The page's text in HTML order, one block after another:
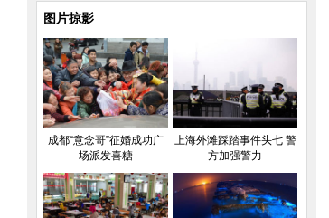
图片掠影
成都“意念哥”征婚成功广
场派发喜糖
上海外滩踩踏事件头七 警
方加强警力